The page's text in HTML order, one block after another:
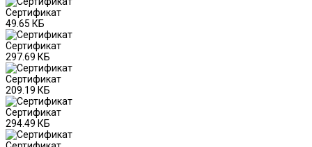
Сертификат
49.65 КБ
Сертификат
297.69 КБ
Сертификат
209.19 КБ
Сертификат
294.49 КБ